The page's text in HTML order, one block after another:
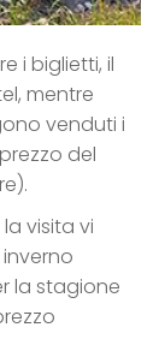
i biglietti, il
mentre
venduti i
del
visita vi
la stagione